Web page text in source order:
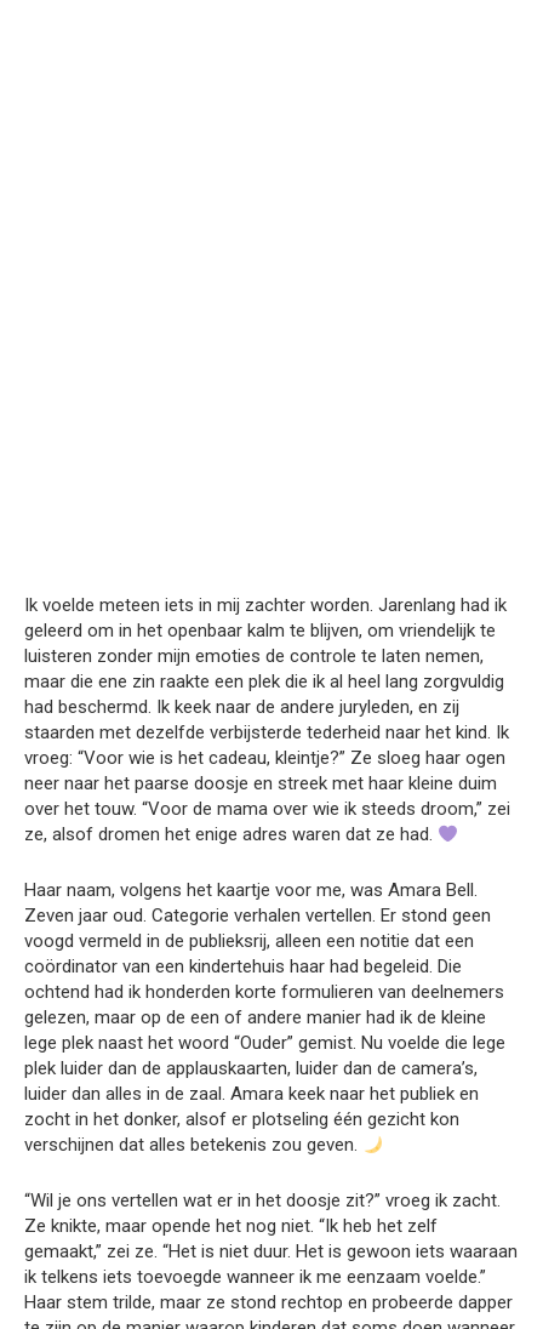
Ik voelde meteen iets in mij zachter worden. Jarenlang had ik
geleerd om in het openbaar kalm te blijven, om vriendelijk te
luisteren zonder mijn emoties de controle te laten nemen,
maar die ene zin raakte een plek die ik al heel lang zorgvuldig
had beschermd. Ik keek naar de andere juryleden, en zij
staarden met dezelfde verbijsterde tederheid naar het kind. Ik
vroeg: “Voor wie is het cadeau, kleintje?” Ze sloeg haar ogen
neer naar het paarse doosje en streek met haar kleine duim
over het touw. “Voor de mama over wie ik steeds droom,” zei
ze, alsof dromen het enige adres waren dat ze had.
Haar naam, volgens het kaartje voor me, was Amara Bell.
Zeven jaar oud. Categorie verhalen vertellen. Er stond geen
voogd vermeld in de publieksrij, alleen een notitie dat een
coördinator van een kindertehuis haar had begeleid. Die
ochtend had ik honderden korte formulieren van deelnemers
gelezen, maar op de een of andere manier had ik de kleine
lege plek naast het woord “Ouder” gemist. Nu voelde die lege
plek luider dan de applauskaarten, luider dan de camera’s,
luider dan alles in de zaal. Amara keek naar het publiek en
zocht in het donker, alsof er plotseling één gezicht kon
verschijnen dat alles betekenis zou geven.
“Wil je ons vertellen wat er in het doosje zit?” vroeg ik zacht.
Ze knikte, maar opende het nog niet. “Ik heb het zelf
gemaakt,” zei ze. “Het is niet duur. Het is gewoon iets waaraan
ik telkens iets toevoegde wanneer ik me eenzaam voelde.”
Haar stem trilde, maar ze stond rechtop en probeerde dapper